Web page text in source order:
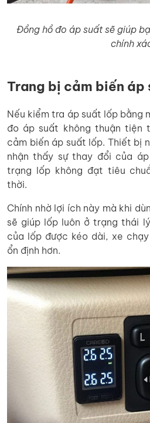
Đồng hồ đo áp suất sẽ giúp
chính
Trang bị cảm biến áp
Nếu kiểm tra áp suất lốp bằng
đo áp suất không thuận tiện
cảm biến áp suất lốp. Thiết bị
nhận thấy sự thay đổi của
trạng lốp không đạt tiêu
thời.
Chính nhờ lợi ích này mà khi
sẽ giúp lốp luôn ở trạng thái
của lốp được kéo dài, xe
ổn định hơn.